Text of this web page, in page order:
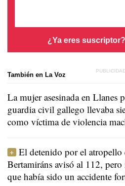
¿Ya eres suscriptor?
También en La Voz
La mujer asesinada en Llanes
guardia civil gallego llevaba
como víctima de violencia
El detenido por el atropello
Bertamiráns avisó al 112,
que había sido un accidente